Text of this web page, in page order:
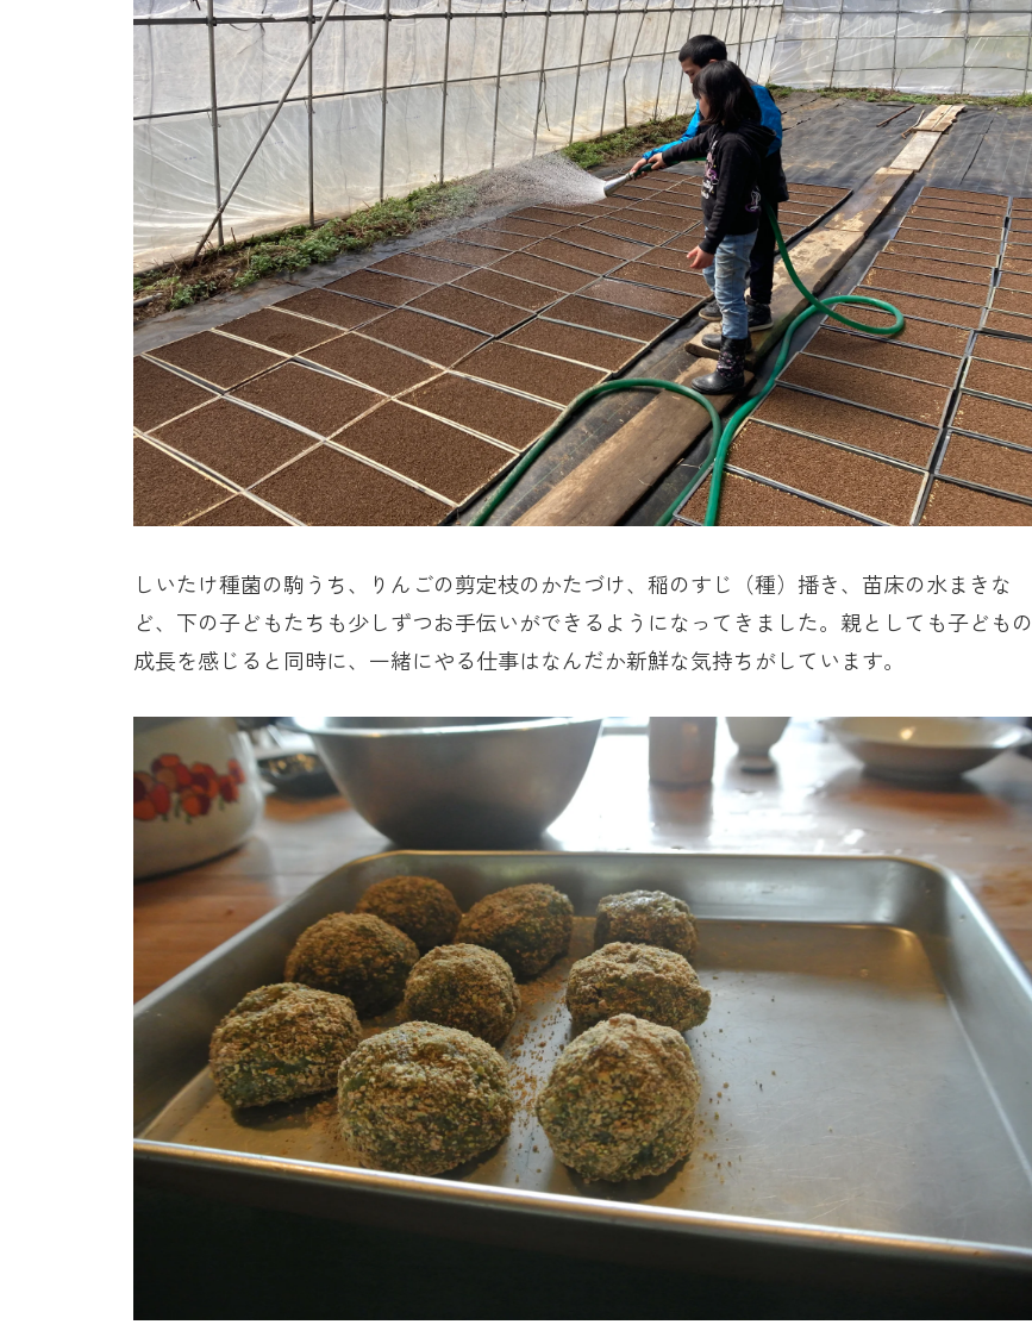
しいたけ種菌の駒うち、りんごの剪定枝のかたづけ、稲のすじ（種）播き、苗床の水まきな
ど、下の子どもたちも少しずつお手伝いができるようになってきました。親としても子どもの
成長を感じると同時に、一緒にやる仕事はなんだか新鮮な気持ちがしています。